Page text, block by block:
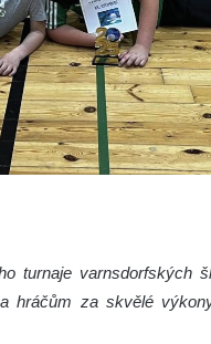
turnaje varnsdorfských
hráčům za skvělé